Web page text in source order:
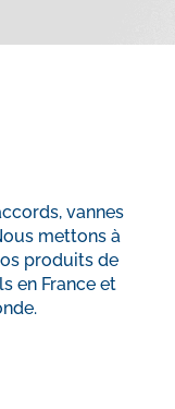
vannes
mettons à
produits de
en France et